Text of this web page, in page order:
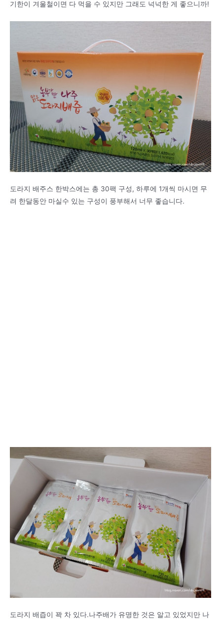
기한이 겨울철이면 다 먹을 수 있지만 그래도 넉넉한 게 좋으니까!
도라지 배주스 한박스에는 총 30팩 구성, 하루에 1개씩 마시면 무
려 한달동안 마실수 있는 구성이 풍부해서 너무 좋습니다.
도라지 배즙이 꽉 차 있다.나주배가 유명한 것은 알고 있었지만 나